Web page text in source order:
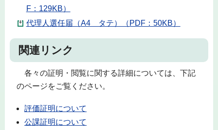
F：129KB）
代理人選任届（A4 タテ）（PDF：50KB）
関連リンク
各々の証明・閲覧に関する詳細については、下記
のページをご覧ください。
評価証明について
公課証明について